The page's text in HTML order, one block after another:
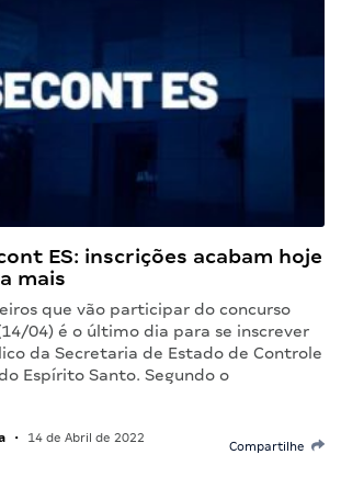
ES: inscrições acabam hoje
mais
que vão participar do concurso
04) é o último dia para se inscrever
da Secretaria de Estado de Controle
Espírito Santo. Segundo o
• 14 de Abril de 2022
Compartilhe